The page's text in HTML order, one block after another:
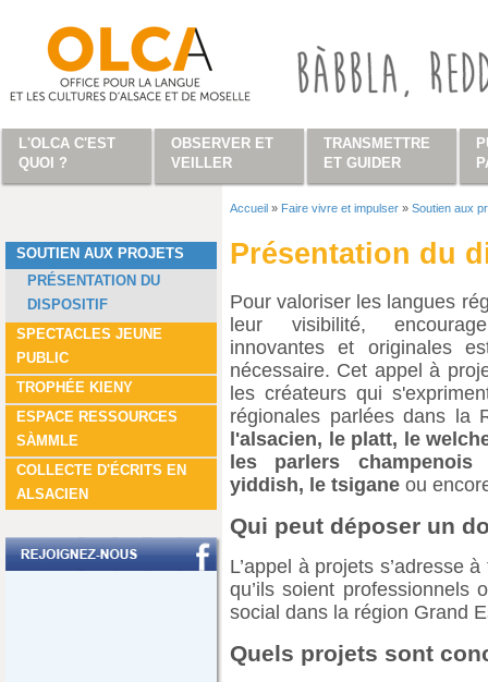
SOUTIEN AUX PROJETS
PRÉSENTATION DU
DISPOSITIF
SPECTACLES JEUNE
PUBLIC
TROPHÉE KIENY
ESPACE RESSOURCES
SÀMMLE
COLLECTE D'ÉCRITS EN
ALSACIEN
Accueil » Faire vivre et impulser » Soutien aux
Présentation du
Pour valoriser les langues
leur visibilité,
innovantes et originales
nécessaire. Cet appel à
les créateurs qui
régionales parlées dans la
l'alsacien, le platt, le
les parlers
yiddish, le tsigane ou
Qui peut déposer un
L’appel à projets s’adresse
qu’ils soient professionnels
social dans la région Grand
Quels projets sont
L'OLCA C'EST
QUOI ?
OBSERVER ET
VEILLER
TRANSMETTRE
ET GUIDER